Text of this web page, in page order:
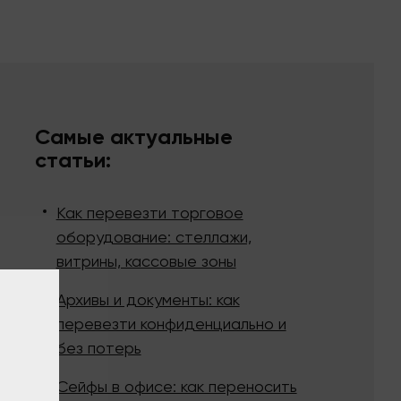
Самые актуальные
статьи:
Как перевезти торговое
оборудование: стеллажи,
витрины, кассовые зоны
Архивы и документы: как
перевезти конфиденциально и
без потерь
Сейфы в офисе: как переносить